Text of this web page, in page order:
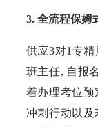
3. 全流程保姆
供应3对1专
班主任, 自报
着办理考位预
冲刺行动以及